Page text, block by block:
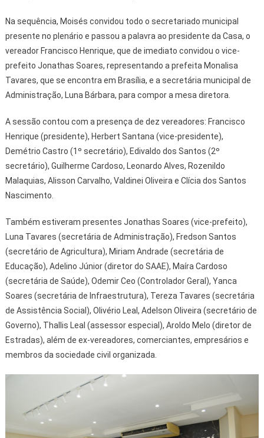
Na sequência, Moisés convidou todo o secretariado municipal
presente no plenário e passou a palavra ao presidente da Casa, o
vereador Francisco Henrique, que de imediato convidou o vice-
prefeito Jonathas Soares, representando a prefeita Monalisa
Tavares, que se encontra em Brasília, e a secretária municipal de
Administração, Luna Bárbara, para compor a mesa diretora.
A sessão contou com a presença de dez vereadores: Francisco
Henrique (presidente), Herbert Santana (vice-presidente),
Demétrio Castro (1º secretário), Edivaldo dos Santos (2º
secretário), Guilherme Cardoso, Leonardo Alves, Rozenildo
Malaquias, Alisson Carvalho, Valdinei Oliveira e Clícia dos Santos
Nascimento.
Também estiveram presentes Jonathas Soares (vice-prefeito),
Luna Tavares (secretária de Administração), Fredson Santos
(secretário de Agricultura), Miriam Andrade (secretária de
Educação), Adelino Júnior (diretor do SAAE), Maíra Cardoso
(secretária de Saúde), Odemir Ceo (Controlador Geral), Yanca
Soares (secretária de Infraestrutura), Tereza Tavares (secretária
de Assistência Social), Olivério Leal, Adelson Oliveira (secretário de
Governo), Thallis Leal (assessor especial), Aroldo Melo (diretor de
Estradas), além de ex-vereadores, comerciantes, empresários e
membros da sociedade civil organizada.